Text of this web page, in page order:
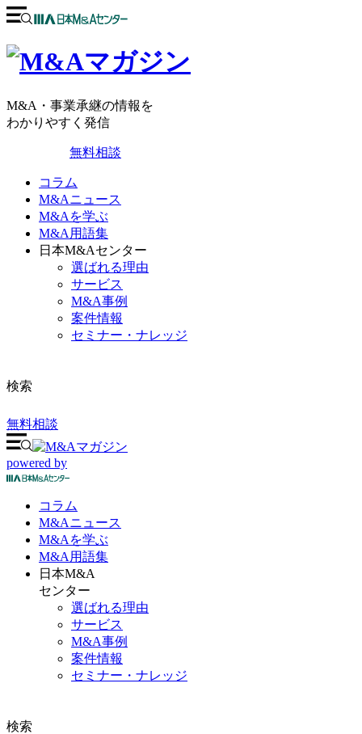
M&A・事業承継の情報を
わかりやすく発信
無料相談
コラム
M&Aニュース
M&Aを学ぶ
M&A用語集
日本M&Aセンター
選ばれる理由
サービス
M&A事例
案件情報
セミナー・ナレッジ
検索
無料相談
powered by
コラム
M&Aニュース
M&Aを学ぶ
M&A 用語集
日本M&A
センター
選ばれる理由
サービス
M&A事例
案件情報
セミナー・ナレッジ
検索